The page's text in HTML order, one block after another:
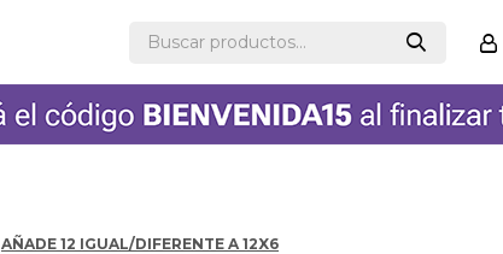
AÑADE 12 IGUAL/DIFERENTE A 12X6